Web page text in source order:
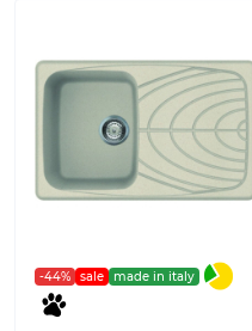
-44% sale made in italy